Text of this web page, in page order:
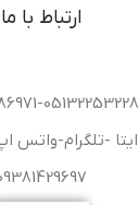
ارتباط با ما
05132253228
ایتا -تلگرام-واتس